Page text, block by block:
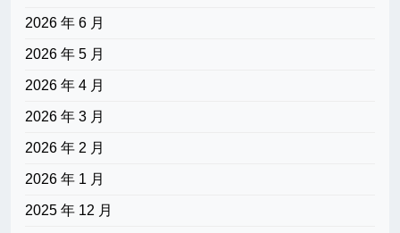
2026 年 6 月
2026 年 5 月
2026 年 4 月
2026 年 3 月
2026 年 2 月
2026 年 1 月
2025 年 12 月